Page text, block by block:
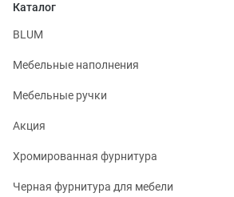
Каталог
BLUM
Мебельные наполнения
Мебельные ручки
Акция
Хромированная фурнитура
Черная фурнитура для мебели